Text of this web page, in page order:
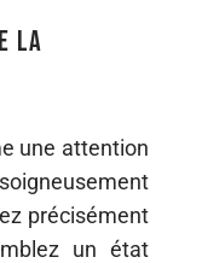
la
une attention
précisément
un état